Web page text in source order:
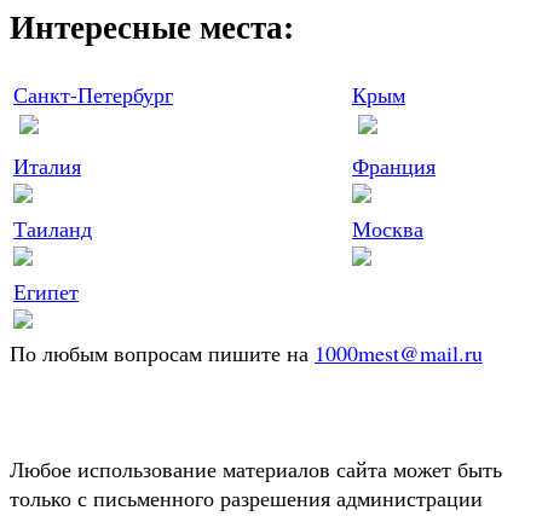
Интересные места:
Санкт-Петербург Крым
Италия Франция
Таиланд Москва
Египет
По любым вопросам пишите на 1000mest@mail.ru
Любое использование материалов сайта может быть
только с письменного разрешения администрации